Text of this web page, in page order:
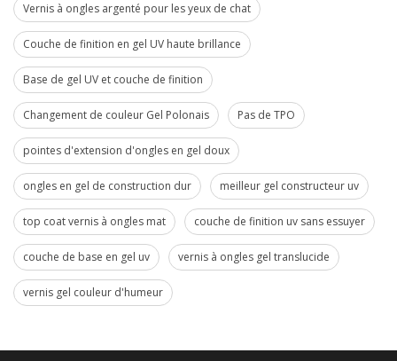
Vernis à ongles argenté pour les yeux de chat
Couche de finition en gel UV haute brillance
Base de gel UV et couche de finition
Changement de couleur Gel Polonais Pas de TPO
pointes d'extension d'ongles en gel doux
ongles en gel de construction dur meilleur gel constructeur uv
top coat vernis à ongles mat couche de finition uv sans essuyer
couche de base en gel uv vernis à ongles gel translucide
vernis gel couleur d'humeur